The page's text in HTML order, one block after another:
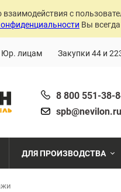
с
Вы
Юр. лицам Закупки 44 и
8 800 551-38-
spb@nevilon.ru
ДЛЯ ПРОИЗВОДСТВА